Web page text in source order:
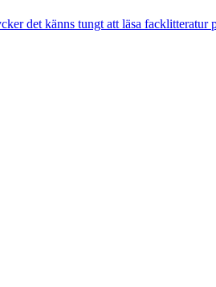
det känns tungt att läsa